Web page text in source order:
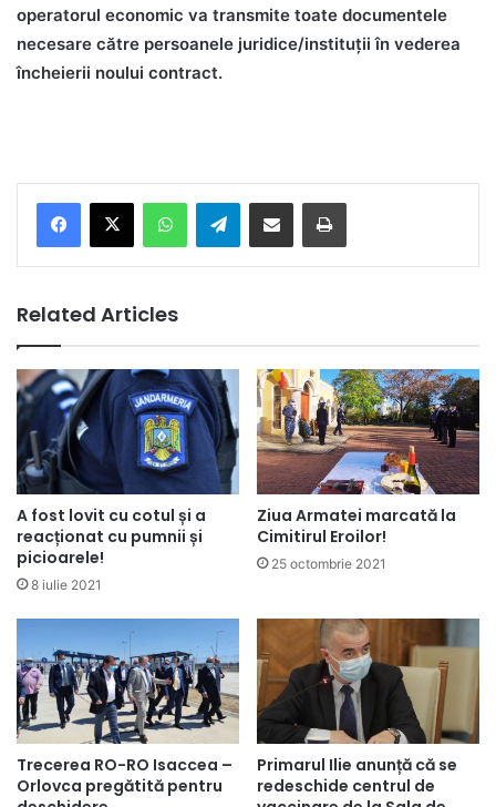
operatorul economic va transmite toate documentele
necesare către persoanele juridice/instituţii în vederea
încheierii noului contract.
Telegram
Related Articles
A fost lovit cu cotul și a
reacționat cu pumnii și
picioarele!
8 iulie 2021
Ziua Armatei marcată la
Cimitirul Eroilor!
25 octombrie 2021
Trecerea RO-RO Isaccea –
Orlovca pregătită pentru
Primarul Ilie anunță că se
redeschide centrul de